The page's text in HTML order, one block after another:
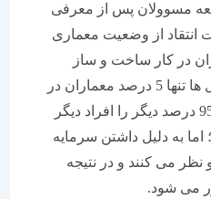
پس از معرفی
از وضعیت معماری
کار ساخت و ساز
نیستند و هنوز با گذشت سال ها تنها 5 درصد معماران در
ساز هستند و 95 درصد دیگر را افراد دیگر
دلیل داشتن سرمایه
کنند و در نتیجه